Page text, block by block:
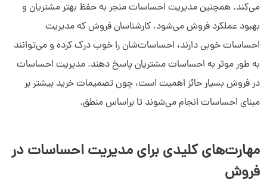
می‌کند. همچنین مدیریت احساسات منجر به حفظ بهتر مشتریان و
بهبود عملکرد فروش می‌شود. کارشناسان فروش که مدیریت
احساسات خوبی دارند، احساسات‌شان را خوب درک کرده و می‌توانند
به طور موثر به احساسات مشتریان پاسخ دهند. مدیریت احساسات
در فروش بسیار حائز اهمیت است، چون تصمیمات خرید بیشتر بر
مبنای احساسات انجام می‌شوند تا براساس منطق.
مهارت‌های کلیدی برای مدیریت احساسات در
فروش